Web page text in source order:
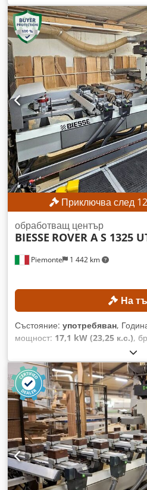
контролирани оси за
поръчка, панели, кухни, дървени
съответствие със стандарта CE
мм Работна площ, ос Y: 850 мм
ос X: 75 м/мин Скорост, ос Y:
мин Фреза, мощност: 2,2 kW, 18
пробивен модул: 8 шпиндела
свредла, ос X: 2 бр.
2 бр. Диаметър на опашката на
Скорост на въртене на
фрези за обработка на отвори
маса: 4 успоредни плоскости
Обща мощност: 10 kW Числено
6-инчов буквено-цифров
дисплей с висока разделителна
кабина с пълно покритие
размери на машината: 2450 x
Общи размери със защитен
(височина) Приблизително тегло:
Приключва след 12
Piemonte 1 442 km
обработващ център
BIESSE ROVER A S 1325
На
Състояние: употребяван,
мощност: 17,1 kW (23,25 к.с.),
, максимална
фрезоване:24 000 об/мин,
ТЕХНИЧЕСКИ ДЕТАЙЛИ Работна
Работна област, ос Y: 1320 мм
дебелина на обработваните
маса: конзолна и релсова маса
Скорост на движение, ос X: 80
ос Y: 80 м/мин Скорост на
Свредлова глава Брой
свредловата глава: отгоре
Хоризонтални шпиндели, посока
шпиндели, посока Y: 2 Общ